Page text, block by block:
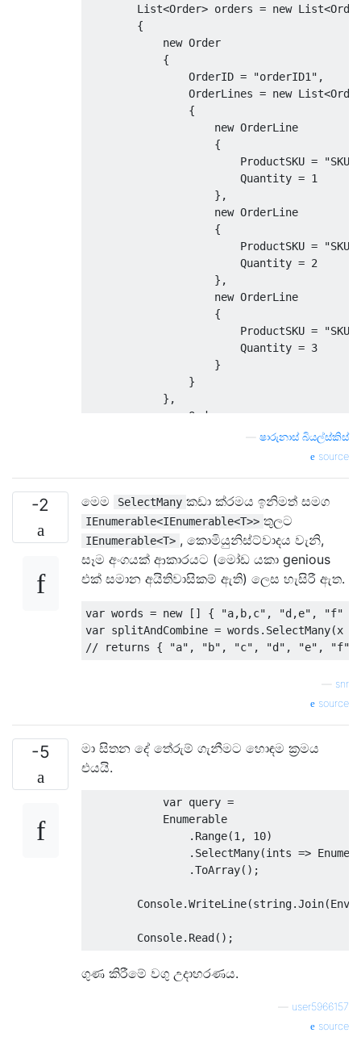
List<Order> orders = new List<
{
new Order
{
OrderID = "orderID1" ,
OrderLines = new List<
{
new OrderLine
{
ProductSKU =
Quantity = 1
},
new OrderLine
{
ProductSKU =
Quantity = 2
},
new OrderLine
{
ProductSKU =
Quantity = 3
}
}
},
Order
new OrderLine
{
ProductSKU
=
Quantity
},
new OrderLine
ProductSKU
=
Quantity
=
5
List<string> allSKUs = new List
foreach (var flattenedOrderLine
foreach (OrderLine orderLine
}
        allSKUs
= new List
flattenedOrderLine in
ෂාරුනාස් බියල්ස්කිස්
source
-2 මෙම SelectMany කඩා ක්රමය ඉනිමත් සමග
IEnumerable<IEnumerable<T>> තුලට
IEnumerable<T> , කොමියුනිස්ට්වාදය වැනි,
සෑම අංගයක් ආකාරයට (මෝඩ යකා genious
එක් සමාන අයිතිවාසිකම් ඇති) ලෙස හැසිරී ඇත.
var words = new [] { "a,b,c" , "d,e" , "f"
var splitAndCombine = words . SelectMany(x
// returns { "a", "b", "c", "d", "e", "f"
snr
source
-5
මා සිතන දේ තේරුම් ගැනීමට හොඳම ක්‍රමය
එයයි.
var query =
Enumerable
. Range(1 , 10)
. SelectMany(ints =>
.ToArray();
Console.WriteLine(string.Join(
Console. Read ();
ගුණ කිරීමේ වගු උදාහරණය.
user5966157
source